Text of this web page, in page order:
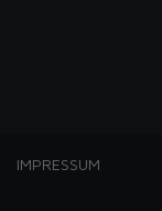
IMPRESSUM